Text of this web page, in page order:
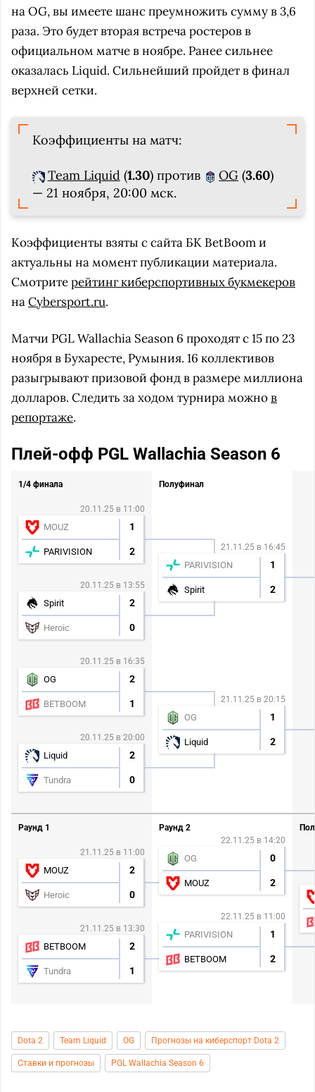
на OG, вы имеете шанс преумножить сумму в 3,6
раза. Это будет вторая встреча ростеров в
официальном матче в ноябре. Ранее сильнее
оказалась Liquid. Сильнейший пройдет в финал
верхней сетки.
Коэффициенты на матч:
Team Liquid(1.30) против OG (3.60)
— 21 ноября, 20:00 мск.
Коэффициенты взяты с сайта БК BetBoom и
актуальны на момент публикации материала.
Смотритерейтинг киберспортивных букмекеров
наCybersport.ru.
Матчи PGL Wallachia Season 6 проходят с 15 по 23
ноября в Бухаресте, Румыния. 16 коллективов
разыгрывают призовой фонд в размере миллиона
долларов. Следить за ходом турнира можнов
репортаже.
Плей-офф PGL Wallachia Season 6
1/4 финала
20.11.25 в 11:00
MOUZ 1
PARIVISION 2
20.11.25 в 13:55
Spirit 2
Heroic 0
20.11.25 в 16:35
OG 2
BETBOOM 1
20.11.25 в 20:00
Liquid 2
Tundra 0
Полуфинал
21.11.25 в 16:45
PARIVISION 1
Spirit 2
21.11.25 в 20:15
OG 1
Liquid 2
Раунд 1
21.11.25 в 11:00
MOUZ 2
Heroic 0
21.11.25 в 13:30
BETBOOM 2
Tundra 1
Раунд 2
22.11.25 в 14:20
OG 0
MOUZ 2
22.11.25 в 11:00
PARIVISION 1
BETBOOM 2
Dota 2 Team Liquid OG Прогнозы на киберспорт Dota 2
Ставки и прогнозы PGL Wallachia Season 6